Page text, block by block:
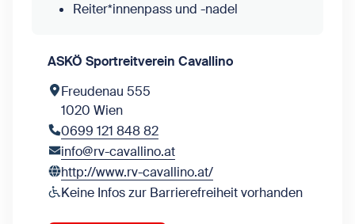
Reiter*innenpass und -nadel
ASKÖ Sportreitverein Cavallino
Freudenau 555
1020 Wien
0699 121 848 82
info@rv-cavallino.at
http://www.rv-cavallino.at/
Keine Infos zur Barrierefreiheit vorhanden